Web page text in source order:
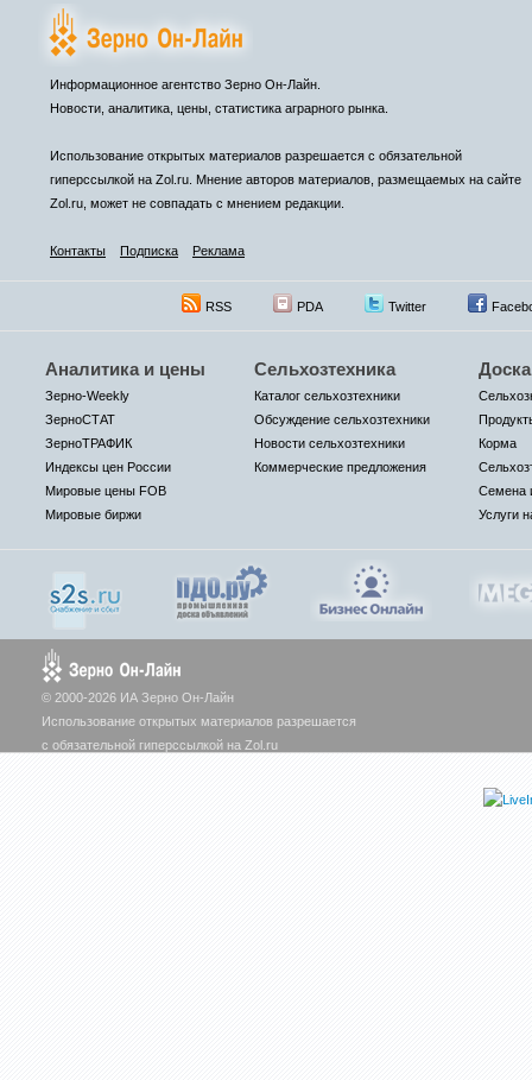
Информационное агентство Зерно Он-Лайн.
Новости, аналитика, цены, статистика аграрного рынка.
Использование открытых материалов разрешается с обязательной
гиперссылкой на Zol.ru. Мнение авторов материалов, размещаемых на сайте
Zol.ru, может не совпадать с мнением редакции.
Контакты Подписка Реклама
RSS PDA Twitter
Аналитика и цены
Зерно-Weekly
ЗерноСТАТ
ЗерноТРАФИК
Индексы цен России
Мировые цены FOB
Мировые биржи
Сельхозтехника
Каталог сельхозтехники
Обсуждение сельхозтехники
Новости сельхозтехники
Коммерческие предложения
Корма
Семена
Услуги
© 2000-2026 ИА Зерно Он-Лайн
Использование открытых материалов разрешается
с обязательной гиперссылкой на Zol.ru